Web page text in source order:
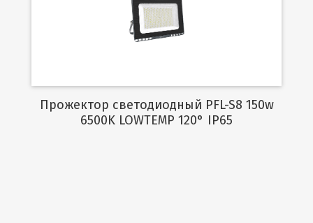
Подробнее
Прожектор светодиодный PFL-S8 150w
6500K LOWTEMP 120° IP65